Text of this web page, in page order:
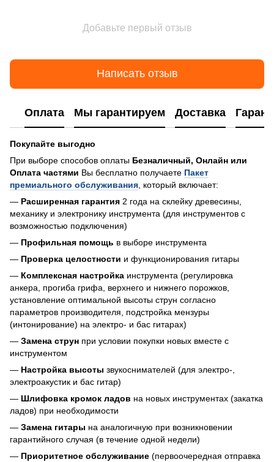
Добавьте первый отзыв
Написать отзыв
Оплата Мы гарантируем Доставка
Покупайте выгодно
При выборе способов оплаты Безналичный, Онлайн или
Оплата частями Вы бесплатно получаете Пакет
премиального обслуживания , который включает:
— Расширенная гарантия 2 года на склейку древесины,
механику и электронику инструмента (для инструментов с
возможностью подключения)
— Профильная помощь в выборе инструмента
— Проверка целостности и функционирования гитары
— Комплексная настройка инструмента (регулировка
анкера, прогиба грифа, верхнего и нижнего порожков,
установление оптимальной высоты струн согласно
параметров производителя, подстройка мензуры
(интонирование) на электро- и бас гитарах)
— Замена струн при условии покупки новых вместе с
инструментом
— Настройка высоты звукоснимателей (для электро-,
электроакустик и бас гитар)
— Шлифовка кромок ладов на новых инструментах (закатка
ладов) при необходимости
— Замена гитары на аналогичную при возникновении
гарантийного случая (в течение одной недели)
— Приоритетное обслуживание (первоочередная отправка